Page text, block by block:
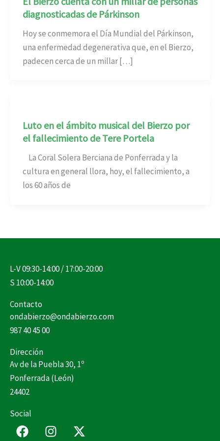
diagnosticadas de Párkinson
Hoy se conmemora el Día Mundial del Párkinson,
una enfermedad degenerativa que, en el Bierzo,
padecen cerca de un millar […]
Luto en el ámbito musical del Bierzo por
el fallecimiento de Tere Portela
La Coral Solera Berciana de Ponferrada y la
cultura en general llora, hoy, el fallecimiento, a
los 60 años de
L-V 09:30-14:00 / 17:00-20:00
S 10:00-14:00
Contacto
ondabierzo@ondabierzo.com
987 40 45 00
Dirección
Av de la Puebla 30, 1º
Ponferrada (León)
24402
Social
F
a
I
n
X
-